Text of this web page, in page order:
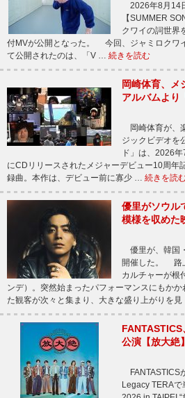
2026年8月14
【SUMMER
クワイの詞世界
付MVが公開となった。 今回、ジャミロクワ
て公開されたのは、「V … 続きを読む
岡崎体育、メ
アルバムより
岡崎体育が、
ジックビデオ
ド」は、2026
にCDリリースされたメジャーデビュー10周年
録曲。本作は、デビュー前に寡少 … 続きを読
優里がソウル
模様を収めた
優里が、韓国
開催した。 路
カルチャーが根
ンデ）。突然始まったパフォーマンスにもか
た観客が次々と集まり、大きな盛り上がりを
公演【放大絶
FANTASTICS
Legacy TERAで